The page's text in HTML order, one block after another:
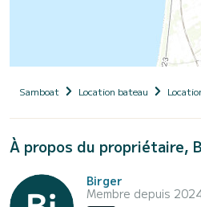
Samboat Location bateau
À propos du propriétaire,
Birger
Membre depuis